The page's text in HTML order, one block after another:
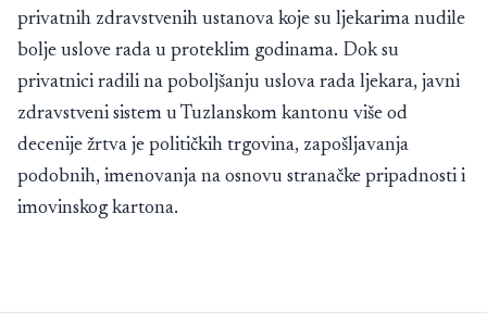
privatnih zdravstvenih ustanova koje su ljekarima nudile
bolje uslove rada u proteklim godinama. Dok su
privatnici radili na poboljšanju uslova rada ljekara, javni
zdravstveni sistem u Tuzlanskom kantonu više od
decenije žrtva je političkih trgovina, zapošljavanja
podobnih, imenovanja na osnovu stranačke pripadnosti i
imovinskog kartona.